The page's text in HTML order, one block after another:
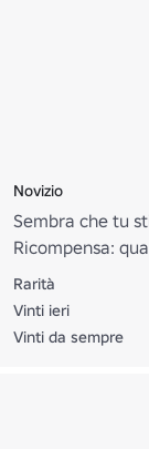
Novizio
Sembra che tu
Ricompensa:
Rarità
Vinti ieri
Vinti da sempre